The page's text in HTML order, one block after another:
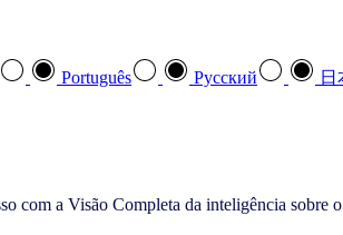
Português Pусский 日